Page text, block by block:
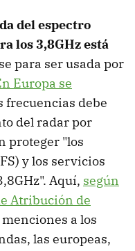
del espectro
los 3,8GHz está
para ser usada por
Europa se
frecuencias debe
del radar por
proteger "los
y los servicios
Aquí, según
Atribución de
a los
las europeas,